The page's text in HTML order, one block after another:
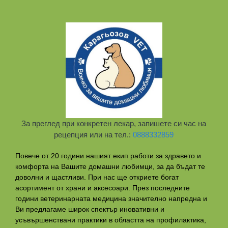
За преглед при конкретен лекар, запишете си час на
рецепция или на тел.:0888332859
Повече от 20 години нашият екип работи за здравето и
комфорта на Вашите домашни любимци, за да бъдат те
доволни и щастливи. При нас ще откриете богат
асортимент от храни и аксесоари. През последните
години ветеринарната медицина значително напредна и
Ви предлагаме широк спектър иновативни и
усъвършенствани практики в областта на профилактикa,